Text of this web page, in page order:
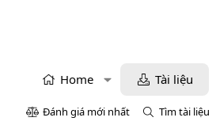
Home Tài liệu
Đánh giá mới nhất Tìm tài liệu